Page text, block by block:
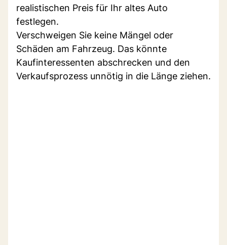
realistischen Preis für Ihr altes Auto
festlegen.
Verschweigen Sie keine Mängel oder
Schäden am Fahrzeug. Das könnte
Kaufinteressenten abschrecken und den
Verkaufsprozess unnötig in die Länge ziehen.